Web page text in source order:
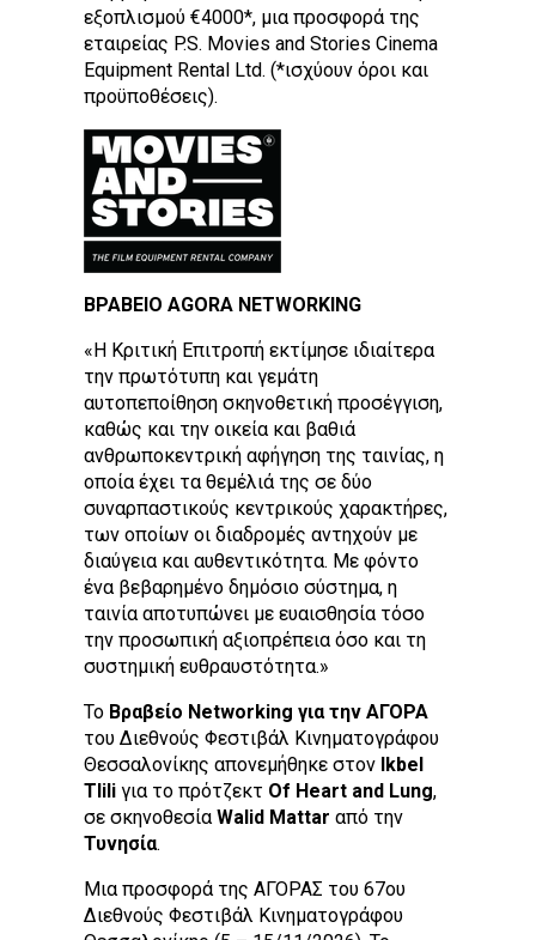
εξοπλισμού €4000*, μια προσφορά της
εταιρείας P.S. Movies and Stories Cinema
Equipment Rental Ltd. (*ισχύουν όροι και
προϋποθέσεις).
ΒΡΑΒΕΙΟ AGORA NETWORKING
«Η Κριτική Επιτροπή εκτίμησε ιδιαίτερα
την πρωτότυπη και γεμάτη
αυτοπεποίθηση σκηνοθετική προσέγγιση,
καθώς και την οικεία και βαθιά
ανθρωποκεντρική αφήγηση της ταινίας, η
οποία έχει τα θεμέλιά της σε δύο
συναρπαστικούς κεντρικούς χαρακτήρες,
των οποίων οι διαδρομές αντηχούν με
διαύγεια και αυθεντικότητα. Με φόντο
ένα βεβαρημένο δημόσιο σύστημα, η
ταινία αποτυπώνει με ευαισθησία τόσο
την προσωπική αξιοπρέπεια όσο και τη
συστημική ευθραυστότητα.»
Το Βραβείο Networking για την ΑΓΟΡΑ
του Διεθνούς Φεστιβάλ Κινηματογράφου
Θεσσαλονίκης απονεμήθηκε στον Ikbel
Tlili για το πρότζεκτ Of Heart and Lung
σε σκηνοθεσία Walid Mattar από την
Τυνησία
Μια προσφορά της ΑΓΟΡΑΣ του 67ου
Διεθνούς Φεστιβάλ Κινηματογράφου